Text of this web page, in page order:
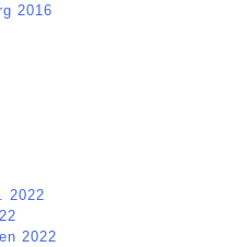
2016
2022
2022